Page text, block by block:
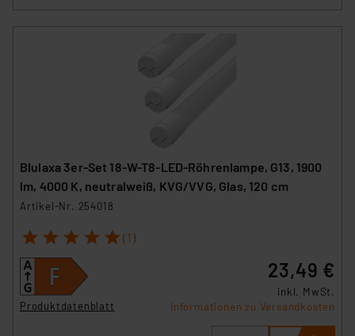
Blulaxa 3er-Set 18-W-T8-LED-Röhrenlampe, G13, 1900
lm, 4000 K, neutralweiß, KVG/VVG, Glas, 120 cm
Artikel-Nr. 254018
1 2 3 4 5 (1)
Produktdatenblatt
23,49 €
inkl. MwSt.
Informationen zu Versandkosten